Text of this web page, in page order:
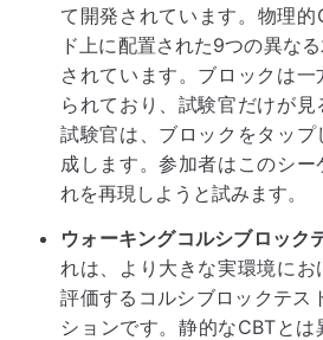
て開発されています。物理
ド上に配置された9つの異な
されています。ブロックは
られており、試験官だけが見
試験官は、ブロックをタッ
成します。参加者はこのシ
れを再現しようと試みます。
ウォーキングコルシブロック
れは、より大きな実環境にお
評価するコルシブロックテス
ションです。静的なCBTと